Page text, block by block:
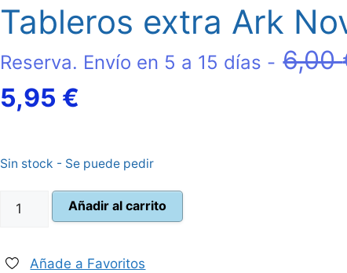
Tableros extra Ark
Reserva. Envío en 5 a 15 días - 6,00
5,95 €
actual
es:
Sin stock - Se puede pedir
Tableros
Nova
Añadir al carrito
Añade a Favoritos